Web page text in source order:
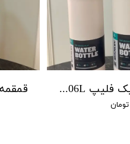
قمقمه استنلی کوئیک فلیپ Stanley Quick-Flip Water Bottle 1.06L